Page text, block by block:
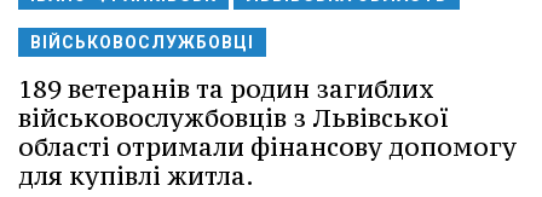
ВІЙСЬКОВОСЛУЖБОВЦІ
189 ветеранів та родин загиблих
військовослужбовців з Львівської
області отримали фінансову допомогу
для купівлі житла.